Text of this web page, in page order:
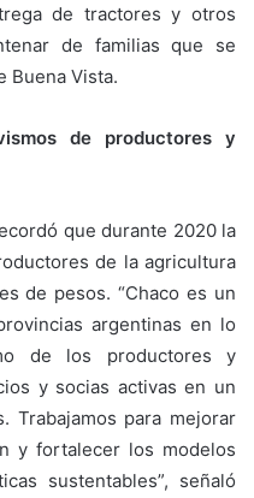
de tractores y otros
de familias que se
Buena Vista.
de productores y
que durante 2020 la
de la agricultura
de pesos. “Chaco es un
argentinas en lo
de los productores y
y socias activas en un
Trabajamos para mejorar
y fortalecer los modelos
sustentables”, señaló